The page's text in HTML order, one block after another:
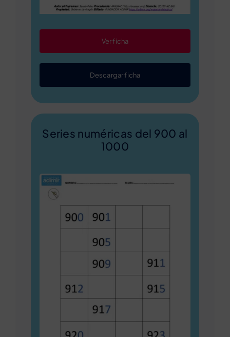
Ver ficha
Descargar ficha
Series numéricas del 900 al
1000